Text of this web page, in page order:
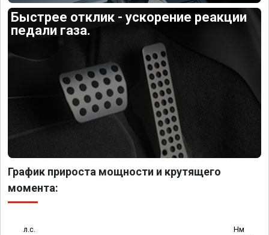
Быстрее отклик - ускорение реакции
педали газа.
График прироста мощности и крутящего
момента:
л.с. Нм